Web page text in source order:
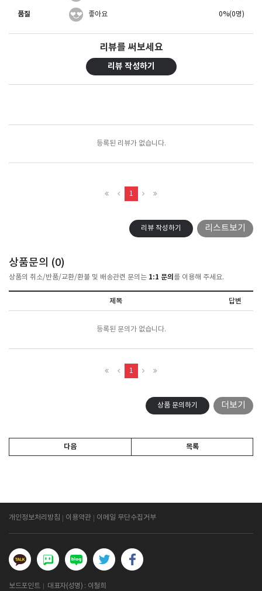
품질 좋아요 0%(0명)
리뷰를 써보세요
리뷰 작성하기
등록된 리뷰가 없습니다.
1
리뷰 작성하기 리스트보기
상품문의 (0)
상품의 취소/반품/교환/환불 및 배송관련 문의는 1:1 문의 를 이용해 주세요.
제목 답변
등록된 문의가 없습니다.
1
상품 문의하기 더보기
다음 목록
개인정보처리방침 이용약관 이메일 무단수집거부
보드포인트 대표자(성명) : 이철희